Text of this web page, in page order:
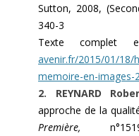
Sutton, 2008,
340-3
Texte
avenir.fr/2015/01/18/
memoire-en-images-
2. REYNARD
approche de la
Première,